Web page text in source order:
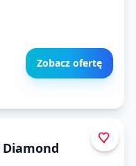
Zobacz ofertę